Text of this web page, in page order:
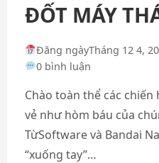
ĐỐT MÁY
Đăng ngàyTháng 12 4,
0 bình luận
Chào toàn thể các chiến
vẻ như hòm báu của
TừSoftware và Bandai
“xuống tay”…